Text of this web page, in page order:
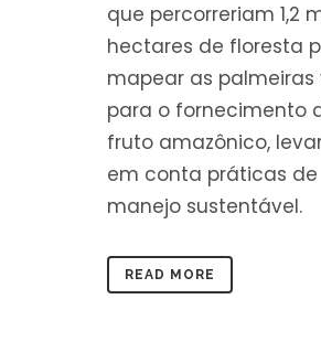
que percorreriam 1,2
hectares de floresta
mapear as palmeiras
para o fornecimento
fruto amazônico,
em conta práticas de
manejo sustentável.
READ MORE